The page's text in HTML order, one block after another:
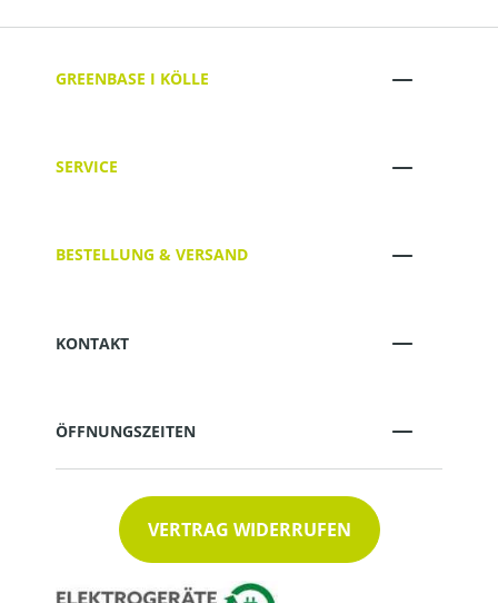
GREENBASE I KÖLLE
SERVICE
BESTELLUNG & VERSAND
KONTAKT
ÖFFNUNGSZEITEN
VERTRAG WIDERRUFEN